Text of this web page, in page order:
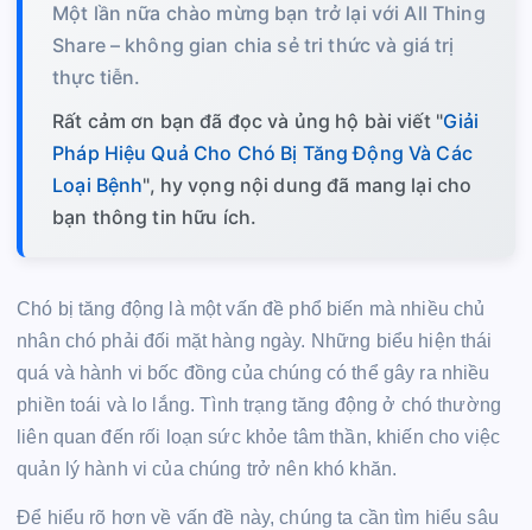
Một lần nữa chào mừng bạn trở lại với All Thing
Share – không gian chia sẻ tri thức và giá trị
thực tiễn.
Rất cảm ơn bạn đã đọc và ủng hộ bài viết "Giải
Pháp Hiệu Quả Cho Chó Bị Tăng Động Và Các
Loại Bệnh", hy vọng nội dung đã mang lại cho
bạn thông tin hữu ích.
Chó bị tăng động là một vấn đề phổ biến mà nhiều chủ
nhân chó phải đối mặt hàng ngày. Những biểu hiện thái
quá và hành vi bốc đồng của chúng có thể gây ra nhiều
phiền toái và lo lắng. Tình trạng tăng động ở chó thường
liên quan đến rối loạn sức khỏe tâm thần, khiến cho việc
quản lý hành vi của chúng trở nên khó khăn.
Để hiểu rõ hơn về vấn đề này, chúng ta cần tìm hiểu sâu